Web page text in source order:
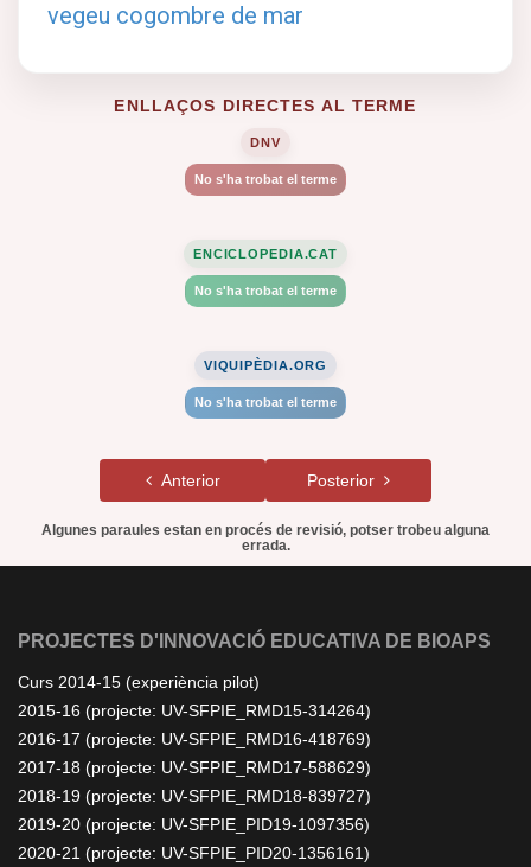
vegeu cogombre de mar
ENLLAÇOS DIRECTES AL TERME
DNV
No s'ha trobat el terme
ENCICLOPEDIA.CAT
No s'ha trobat el terme
VIQUIPÈDIA.ORG
No s'ha trobat el terme
Anterior Posterior
Algunes paraules estan en procés de revisió, potser trobeu alguna
errada.
PROJECTES D'INNOVACIÓ EDUCATIVA DE BIOAPS
Curs 2014-15 (experiència pilot)
2015-16 (projecte: UV-SFPIE_RMD15-314264)
2016-17 (projecte: UV-SFPIE_RMD16-418769)
2017-18 (projecte: UV-SFPIE_RMD17-588629)
2018-19 (projecte: UV-SFPIE_RMD18-839727)
2019-20 (projecte: UV-SFPIE_PID19-1097356)
2020-21 (projecte: UV-SFPIE_PID20-1356161)